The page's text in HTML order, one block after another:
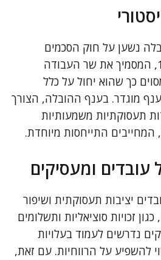
נשען על חוק הסכמים
קיבוציים, התשי"ז-1957, המסמיך את שר העבודה
כך שהוא יחול על כלל
מוגדר. בענף ההובלה, הצורך
תעסוקתיות משמעותיות
המחייבים התייחסות מיוחדת.
ומעסיקים
יציבות תעסוקתית ושיפור
זכויות סוציאליות ותשלומים
נדרשים לעמוד בעלויות
להשפיע על הרווחיות. עם זאת,